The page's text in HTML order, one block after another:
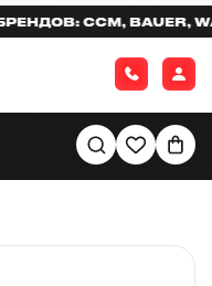
CCM, BAUER,